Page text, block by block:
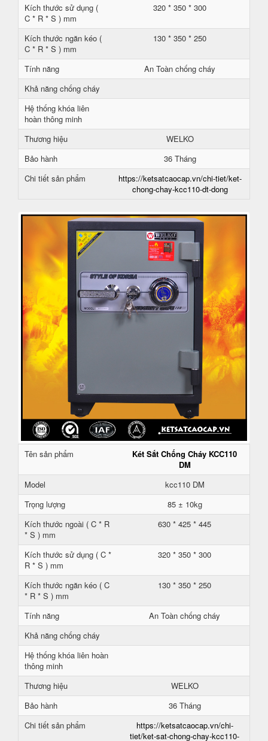
Kích thước sử dụng (
C * R * S ) mm
320 * 350 * 300
Kích thước ngăn kéo (
C * R * S ) mm
130 * 350 * 250
Tính năng
An Toàn chống cháy
Khả năng chống cháy
Hệ thống khóa liên
hoàn thông minh
Thương hiệu
WELKO
Bảo hành
36 Tháng
Chi tiết sản phẩm
https://ketsatcaocap.vn/chi-tiet/ket-
chong-chay-kcc110-dt-dong
Tên sản phẩm
Két Sắt Chống Cháy KCC110
DM
Model
kcc110 DM
Trọng lượng
85 ± 10kg
Kích thước ngoài ( C * R
* S ) mm
630 * 425 * 445
Kích thước sử dụng ( C *
R * S ) mm
320 * 350 * 300
Kích thước ngăn kéo ( C
* R * S ) mm
130 * 350 * 250
Tính năng
An Toàn chống cháy
Khả năng chống cháy
Hệ thống khóa liên hoàn
thông minh
Thương hiệu
WELKO
Bảo hành
36 Tháng
Chi tiết sản phẩm
https://ketsatcaocap.vn/chi-
tiet/ket-sat-chong-chay-kcc110-